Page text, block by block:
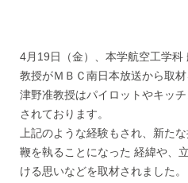
4月19日（金）、本学航空工学
教授がＭＢＣ南日本放送から取材
津野准教授はパイロットやキッ
されております。
上記のような経験もされ、新た
鞭を執ることになった 経緯や、
ける思いなどを取材されました。